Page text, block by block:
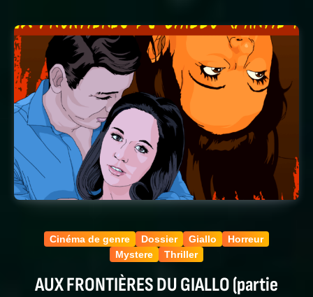
Cinéma de genre Dossier Giallo
Horreur
Mystere
Thriller
AUX FRONTIÈRES DU GIALLO (partie